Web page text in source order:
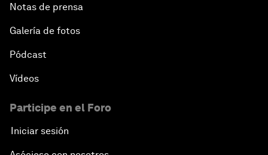
Notas de prensa
Galería de fotos
Pódcast
Vídeos
Participe en el Foro
Iniciar sesión